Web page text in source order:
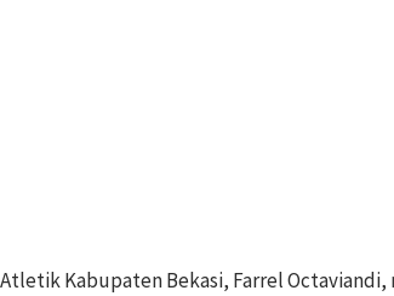
Kabupaten Bekasi, Farrel Octaviandi,